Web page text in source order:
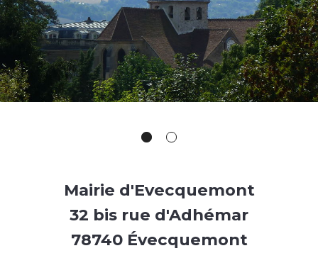
Mairie d'Evecquemont
32 bis rue d'Adhémar
78740 Évecquemont